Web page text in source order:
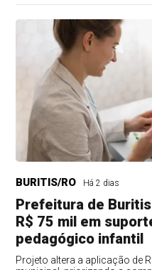
BURITIS/RO Há 2 dias
Prefeitura de
R$ 75 mil em
pedagógico infantil
Projeto altera a aplicação de